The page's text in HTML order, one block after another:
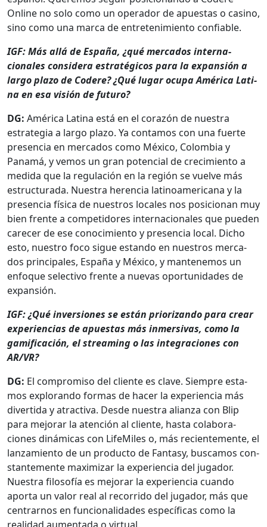
Online no solo como un oper­ador de apues­tas o casi­no,
sino como una mar­ca de entreten­imien­to con­fi­able.
IGF: Más allá de España, ¿qué mer­ca­dos inter­na­
cionales con­sid­era estratégi­cos para la expan­sión a
largo pla­zo de Codere? ¿Qué lugar ocu­pa Améri­ca Lati­
na en esa visión de futuro?
DG: Améri­ca Lati­na está en el corazón de nues­tra
estrate­gia a largo pla­zo. Ya con­ta­mos con una fuerte
pres­en­cia en mer­ca­dos como Méx­i­co, Colom­bia y
Panamá, y vemos un gran poten­cial de crec­imien­to a
medi­da que la reg­u­lación en la región se vuelve más
estruc­tura­da. Nues­tra heren­cia lati­noamer­i­cana y la
pres­en­cia físi­ca de nue­stros locales nos posi­cio­nan muy
bien frente a com­peti­dores inter­na­cionales que pueden
care­cer de ese conocimien­to y pres­en­cia local. Dicho
esto, nue­stro foco sigue estando en nue­stros mer­ca­
dos prin­ci­pales, España y Méx­i­co, y man­ten­emos un
enfoque selec­ti­vo frente a nuevas opor­tu­nidades de
expan­sión.
IGF: ¿Qué inver­siones se están pri­or­izan­do para crear
expe­ri­en­cias de apues­tas más inmer­si­vas, como la
gam­i­fi­cación, el stream­ing o las inte­gra­ciones con
AR/VR?
DG: El com­pro­miso del cliente es clave. Siem­pre esta­
mos explo­ran­do for­mas de hac­er la expe­ri­en­cia más
diver­ti­da y atrac­ti­va. Des­de nues­tra alian­za con Blip
para mejo­rar la aten­ción al cliente, has­ta colab­o­ra­
ciones dinámi­cas con LifeMiles o, más recien­te­mente, el
lan­za­mien­to de un pro­duc­to de Fan­ta­sy, bus­camos con­
stan­te­mente max­i­mizar la expe­ri­en­cia del jugador.
Nues­tra filosofía es mejo­rar la expe­ri­en­cia cuan­do
apor­ta un val­or real al recor­ri­do del jugador, más que
cen­trarnos en fun­cional­i­dades especí­fi­cas como la
real­i­dad aumen­ta­da o vir­tu­al.